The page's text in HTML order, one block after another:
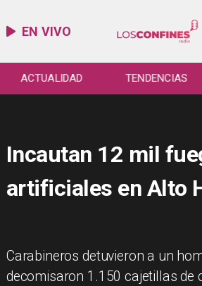
EN VIVO
ACTUALIDAD TENDENCIAS
Incautan 12 mil
artificiales en Alto
Carabineros detuvieron a un
decomisaron 1.150 cajetillas de